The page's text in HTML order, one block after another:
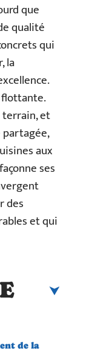
que
qualité
qui
la
flottante.
terrain, et
partagée,
aux
ses
des
et qui
de la